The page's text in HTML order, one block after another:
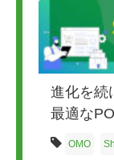
進化を続
最適な
OMO